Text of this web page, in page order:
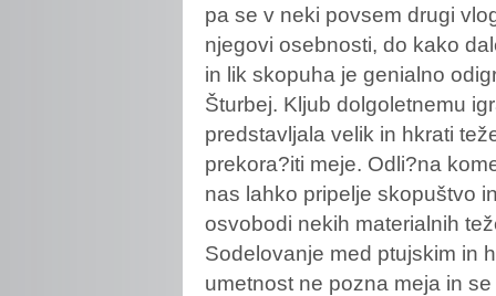
pa se v neki povsem drugi
njegovi osebnosti, do kako
in lik skopuha je genialno
Šturbej. Kljub dolgoletnemu
predstavljala velik in hkrati
prekora?iti meje. Odli?na
nas lahko pripelje skopuštvo
osvobodi nekih materialnih
Sodelovanje med ptujskim in
umetnost ne pozna meja in